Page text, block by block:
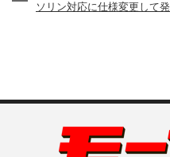
ソリン対応に仕様変更して